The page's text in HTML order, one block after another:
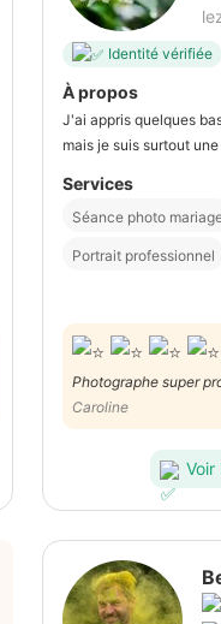
Identité vérifiée
À propos
J'ai appris quelques
mais je suis surtout
Services
Séance photo
Portrait professionnel
Photographe super
pense jusqu’au petit
faire de nouveau
Caroline
Voir